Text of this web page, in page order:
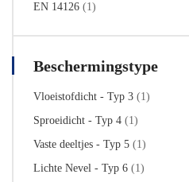
EN 14126 (1)
Beschermingstype
Vloeistofdicht - Typ 3 (1)
Sproeidicht - Typ 4 (1)
Vaste deeltjes - Typ 5 (1)
Lichte Nevel - Typ 6 (1)